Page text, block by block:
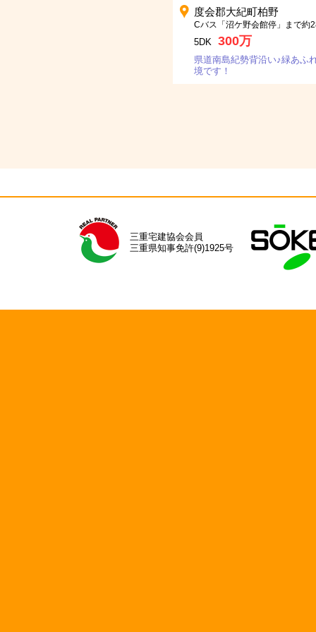
度会郡大紀町柏野
Cバス「沼ケ野会館停」まで約
5DK 300万
県道南島紀勢背沿い♪緑あふ
境です！
三重宅建協会会員
三重県知事免許(9)1925号